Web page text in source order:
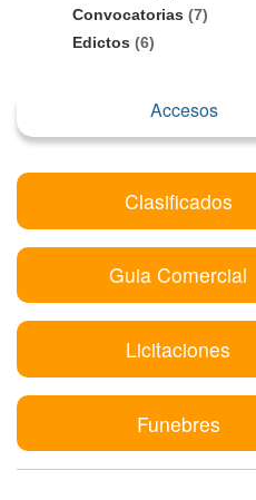
Convocatorias (7)
Edictos (6)
Accesos
Clasificados
Guia Comercial
Licitaciones
Funebres